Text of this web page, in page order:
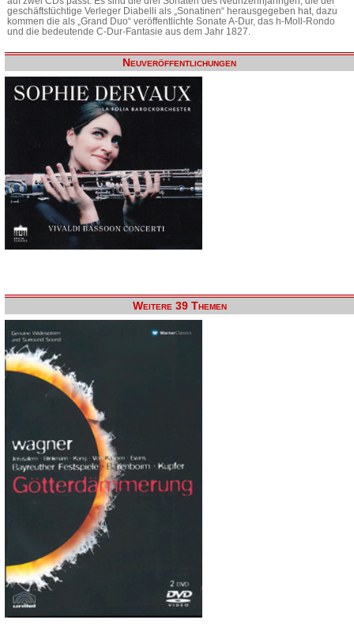
geschäftstüchtige Verleger Diabelli als „Sonatinen“ herausgegeben hat, dazu
kommen die als „Grand Duo“ veröffentlichte Sonate A-Dur, das h-Moll-Rondo
und die bedeutende C-Dur-Fantasie aus dem Jahr 1827.
Neuveröffentlichungen
Weitere 39 Themen